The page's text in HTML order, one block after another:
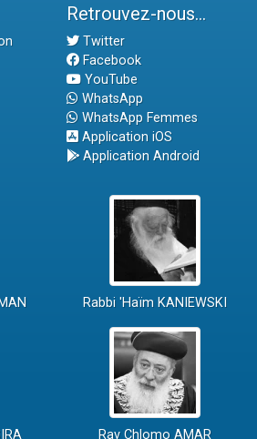
Retrouvez-nous...
Twitter
Facebook
YouTube
WhatsApp
WhatsApp Femmes
Application iOS
Application Android
Rabbi 'Haïm KANIEWSKI
Rav Chlomo AMAR